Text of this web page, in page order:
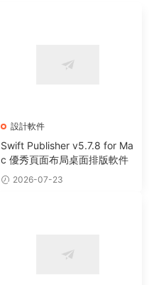
設計軟件
Swift Publisher v5.7.8 for Ma
c 優秀頁面布局桌面排版軟件
2026-07-23